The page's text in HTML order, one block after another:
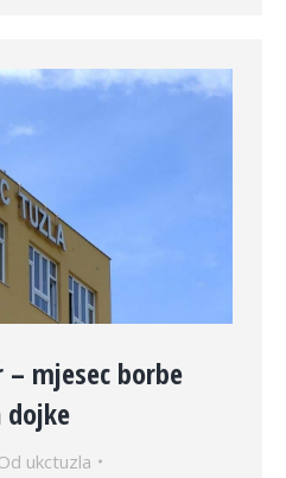
mjesec borbe
ukctuzla